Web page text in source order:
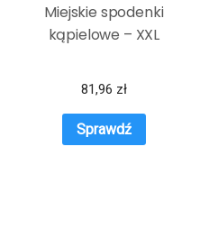
Miejskie spodenki
kąpielowe – XXL
81,96 zł
Sprawdź